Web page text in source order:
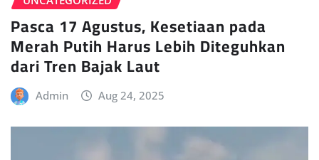
Pasca 17 Agustus, Kesetiaan pada
Merah Putih Harus Lebih Diteguhkan
dari Tren Bajak Laut
Admin Aug 24, 2025